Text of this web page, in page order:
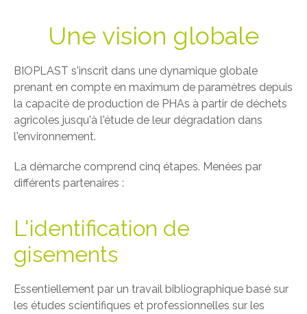
Une vision globale
BIOPLAST s'inscrit dans une dynamique globale
prenant en compte en maximum de paramètres depuis
la capacité de production de PHAs à partir de déchets
agricoles jusqu'à l'étude de leur dégradation dans
l'environnement.
La démarche comprend cinq étapes. Menées par
différents partenaires :
L'identification de
gisements
Essentiellement par un travail bibliographique basé sur
les études scientifiques et professionnelles sur les